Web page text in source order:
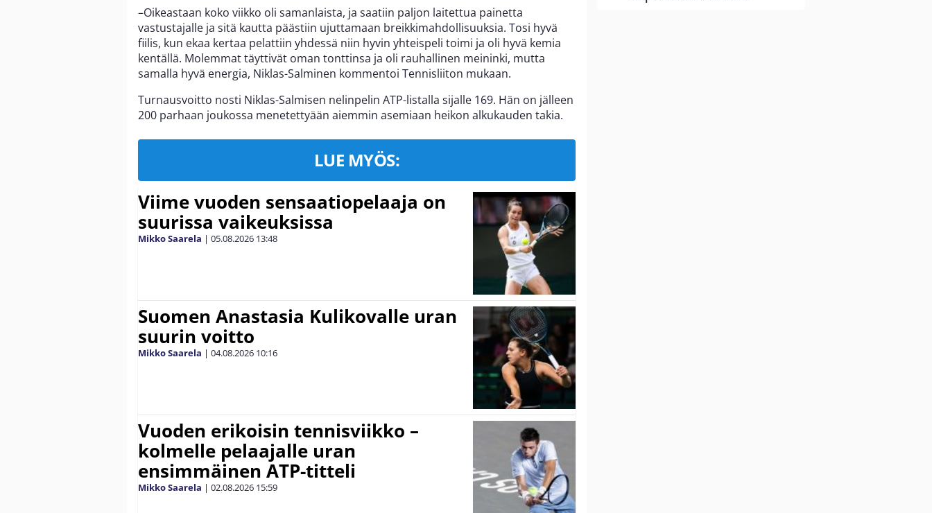
–Oikeastaan koko viikko oli samanlaista, ja saatiin paljon laitettua painetta
vastustajalle ja sitä kautta päästiin ujuttamaan breikkimahdollisuuksia. Tosi hyvä
fiilis, kun ekaa kertaa pelattiin yhdessä niin hyvin yhteispeli toimi ja oli hyvä kemia
kentällä. Molemmat täyttivät oman tonttinsa ja oli rauhallinen meininki, mutta
samalla hyvä energia, Niklas-Salminen kommentoi Tennisliiton mukaan.
Turnausvoitto nosti Niklas-Salmisen nelinpelin ATP-listalla sijalle 169. Hän on jälleen
200 parhaan joukossa menetettyään aiemmin asemiaan heikon alkukauden takia.
LUE MYÖS:
Viime vuoden sensaatiopelaaja on
suurissa vaikeuksissa
Mikko Saarela | 05.08.2026 13:48
Suomen Anastasia Kulikovalle uran
suurin voitto
Mikko Saarela | 04.08.2026 10:16
Vuoden erikoisin tennisviikko –
kolmelle pelaajalle uran
ensimmäinen ATP-titteli
Mikko Saarela | 02.08.2026 15:59